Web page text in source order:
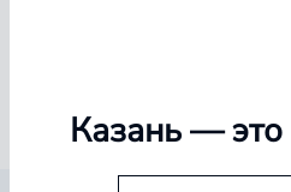
Казань— это